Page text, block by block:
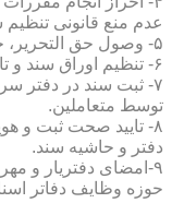
عدم منع قانونی تنظیم
۵- وصول حق التحریر، حق الثبت و سایر حقوق دولتی.
۶- تنظیم اوراق سند و تایید آن توسط متعاملین.
۷- ثبت سند در دفتر
توسط متعاملین.
۸- تایید صحت ثبت و
دفتر و حاشیه سند.
۹-امضای دفتریار و مهر دفترخانه ذیل ثبت دفتر و در حاشیه سند.
حوزه وظایف دفاتر